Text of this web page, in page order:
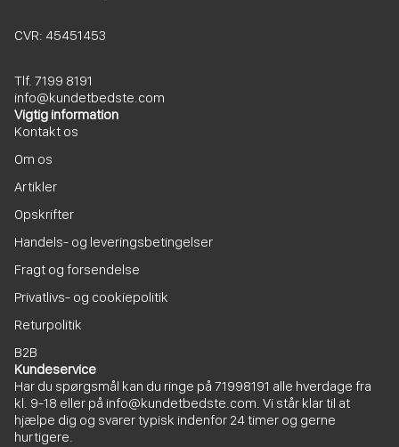
CVR: 45451453
Tlf. 7199 8191
info@kundetbedste.com
Vigtig information
Kontakt os
Om os
Artikler
Opskrifter
Handels- og leveringsbetingelser
Fragt og forsendelse
Privatlivs- og cookiepolitik
Returpolitik
B2B
Kundeservice
Har du spørgsmål kan du ringe på 71998191 alle hverdage fra
kl. 9-18 eller på info@kundetbedste.com. Vi står klar til at
hjælpe dig og svarer typisk indenfor 24 timer og gerne
hurtigere.